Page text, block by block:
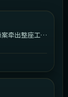
牵出整座工业